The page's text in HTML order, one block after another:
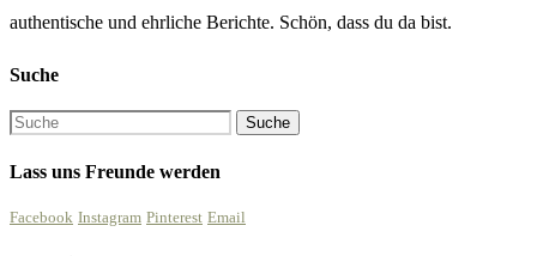
authentische und ehrliche Berichte. Schön, dass du da bist.
Suche
Lass uns Freunde werden
Facebook Instagram Pinterest Email